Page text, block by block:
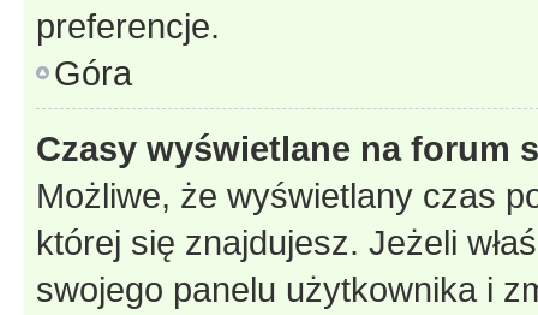
preferencje.
Góra
Czasy wyświetlane na forum
Możliwe, że wyświetlany czas
której się znajdujesz. Jeżeli
swojego panelu użytkownika i